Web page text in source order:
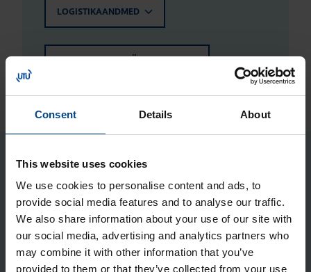
Consent Details About
This website uses cookies
We use cookies to personalise content and ads, to
provide social media features and to analyse our traffic.
We also share information about your use of our site with
our social media, advertising and analytics partners who
may combine it with other information that you’ve
provided to them or that they’ve collected from your use
LOGISTIKAANDMED
Seotud tooted
Metall­kesta kin­ni­tus­kõr­vad (4 tk),
Orion Plus
Tootekood: FL85Z